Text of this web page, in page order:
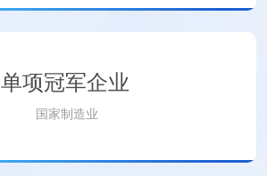
单项冠军企业
国家制造业